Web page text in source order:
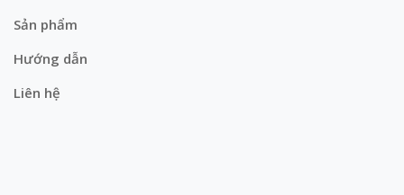
Sản phẩm
Hướng dẫn
Liên hệ